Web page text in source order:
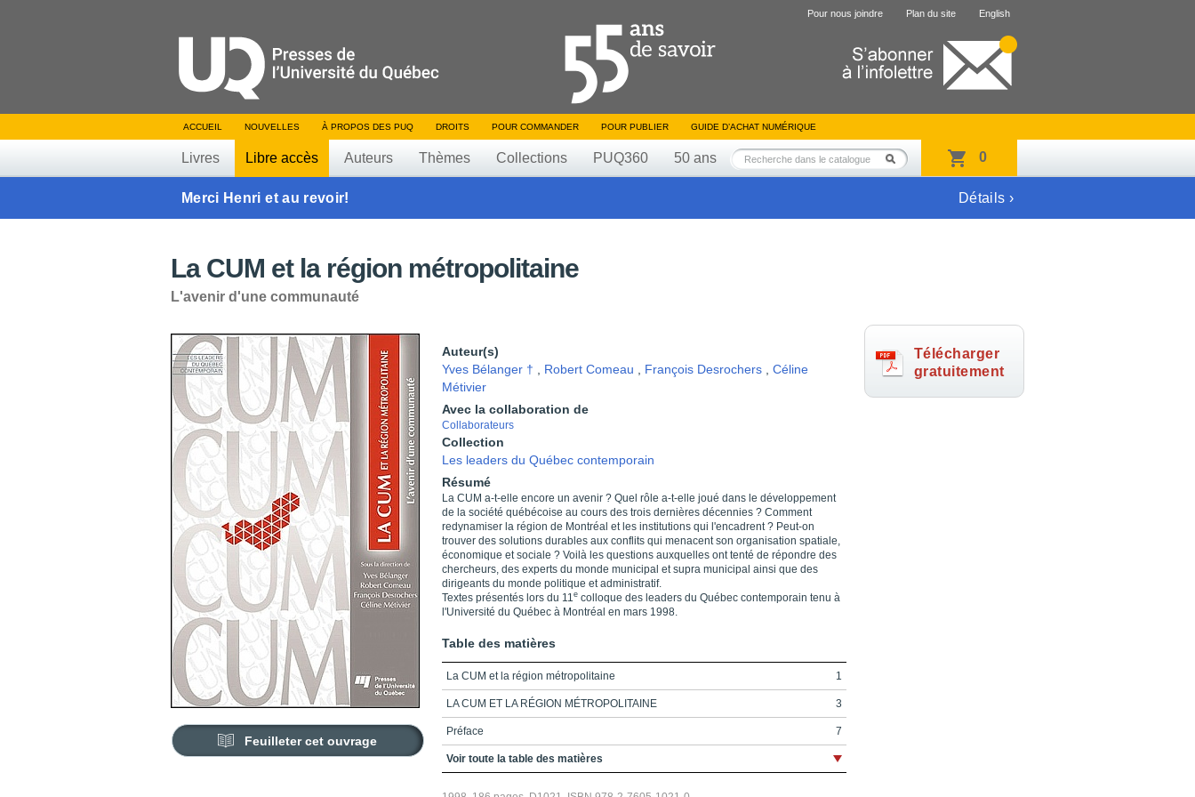
Pour nous joindre Plan du site English
ACCUEIL NOUVELLES À PROPOS DES PUQ DROITS POUR COMMANDER POUR PUBLIER GUIDE D’ACHAT NUMÉRIQUE
Livres Libre accès Auteurs Thèmes Collections PUQ360 50 ans 0
Merci Henri et au revoir! Détails ›
La CUM et la région métropolitaine
L'avenir d'une communauté
Feuilleter cet ouvrage
Auteur(s)
Yves Bélanger †
Robert Comeau François Desrochers
Céline
Métivier
Avec la collaboration de
Collaborateurs
Collection
Les leaders du Québec contemporain
Résumé
La CUM a-t-elle encore un avenir ? Quel rôle a-t-elle joué dans le développement
de la société québécoise au cours des trois dernières décennies ? Comment
redynamiser la région de Montréal et les institutions qui l'encadrent ? Peut-on
trouver des solutions durables aux conflits qui menacent son organisation spatiale,
économique et sociale ? Voilà les questions auxquelles ont tenté de répondre des
chercheurs, des experts du monde municipal et supra municipal ainsi que des
dirigeants du monde politique et administratif.
Textes présentés lors du 11e colloque des leaders du Québec contemporain tenu à
l'Université du Québec à Montréal en mars 1998.
Table des matières
La CUM et la région métropolitaine 1
LA CUM ET LA RÉGION MÉTROPOLITAINE 3
Préface 7
Remerciements 9
Voir toute la table des matières
Télécharger
gratuitement